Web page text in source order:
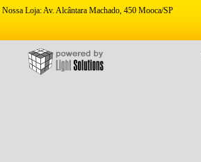
Nossa Loja: Av. Alcântara Machado, 450 Mooca/SP